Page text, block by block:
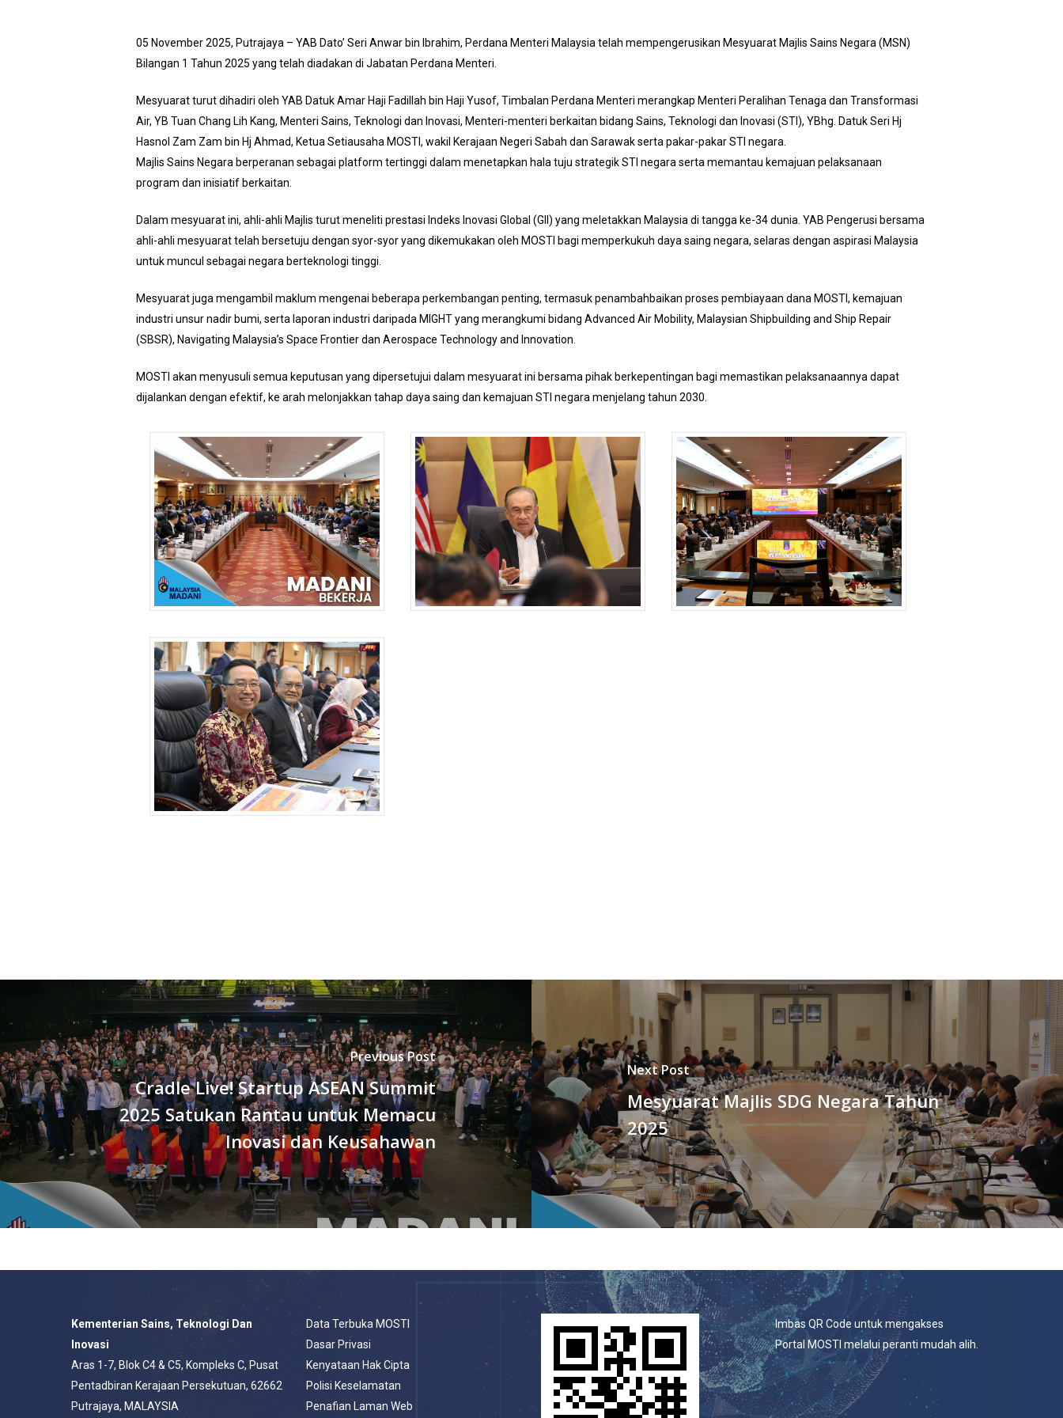
05 November 2025, Putrajaya – YAB Dato’ Seri Anwar bin Ibrahim, Perdana Menteri Malaysia telah mempengerusikan Mesyuarat Majlis Sains Negara (MSN)
Bilangan 1 Tahun 2025 yang telah diadakan di Jabatan Perdana Menteri.
Mesyuarat turut dihadiri oleh YAB Datuk Amar Haji Fadillah bin Haji Yusof, Timbalan Perdana Menteri merangkap Menteri Peralihan Tenaga dan Transformasi
Air, YB Tuan Chang Lih Kang, Menteri Sains, Teknologi dan Inovasi, Menteri-menteri berkaitan bidang Sains, Teknologi dan Inovasi (STI), YBhg. Datuk Seri Hj
Hasnol Zam Zam bin Hj Ahmad, Ketua Setiausaha MOSTI, wakil Kerajaan Negeri Sabah dan Sarawak serta pakar-pakar STI negara.
Majlis Sains Negara berperanan sebagai platform tertinggi dalam menetapkan hala tuju strategik STI negara serta memantau kemajuan pelaksanaan
program dan inisiatif berkaitan.
Dalam mesyuarat ini, ahli-ahli Majlis turut meneliti prestasi Indeks Inovasi Global (GII) yang meletakkan Malaysia di tangga ke-34 dunia. YAB Pengerusi bersama
ahli-ahli mesyuarat telah bersetuju dengan syor-syor yang dikemukakan oleh MOSTI bagi memperkukuh daya saing negara, selaras dengan aspirasi Malaysia
untuk muncul sebagai negara berteknologi tinggi.
Mesyuarat juga mengambil maklum mengenai beberapa perkembangan penting, termasuk penambahbaikan proses pembiayaan dana MOSTI, kemajuan
industri unsur nadir bumi, serta laporan industri daripada MIGHT yang merangkumi bidang Advanced Air Mobility, Malaysian Shipbuilding and Ship Repair
(SBSR), Navigating Malaysia’s Space Frontier dan Aerospace Technology and Innovation.
MOSTI akan menyusuli semua keputusan yang dipersetujui dalam mesyuarat ini bersama pihak berkepentingan bagi memastikan pelaksanaannya dapat
dijalankan dengan efektif, ke arah melonjakkan tahap daya saing dan kemajuan STI negara menjelang tahun 2030.
Previous Post
Cradle Live! Startup ASEAN Summit
2025 Satukan Rantau untuk Memacu
Inovasi dan Keusahawan
Next Post
Mesyuarat Majlis SDG Negara Tahun
2025
Kementerian Sains, Teknologi Dan
Inovasi
Aras 1-7, Blok C4 & C5, Kompleks C, Pusat
Pentadbiran Kerajaan Persekutuan, 62662
Putrajaya, MALAYSIA
Data Terbuka MOSTI
Dasar Privasi
Kenyataan Hak Cipta
Polisi Keselamatan
Penafian Laman Web
Imbas QR Code untuk mengakses
Portal MOSTI melalui peranti mudah alih.